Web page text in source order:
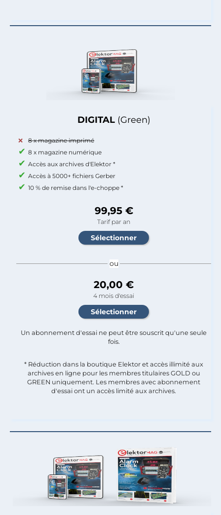
DIGITAL (Green)
8 x magazine imprimé
8 x magazine numérique
Accès aux archives d'Elektor *
Accès à 5000+ fichiers Gerber
10 % de remise dans l'e-choppe *
99,95 €
Tarif par an
ou
20,00 €
4 mois d'essai
Un abonnement d'essai ne peut être souscrit qu'une seule
fois.​
* Réduction dans la boutique Elektor et accès illimité aux
archives en ligne pour les membres titulaires GOLD ou
GREEN uniquement. Les membres avec abonnement
d'essai ont un accès limité aux archives.